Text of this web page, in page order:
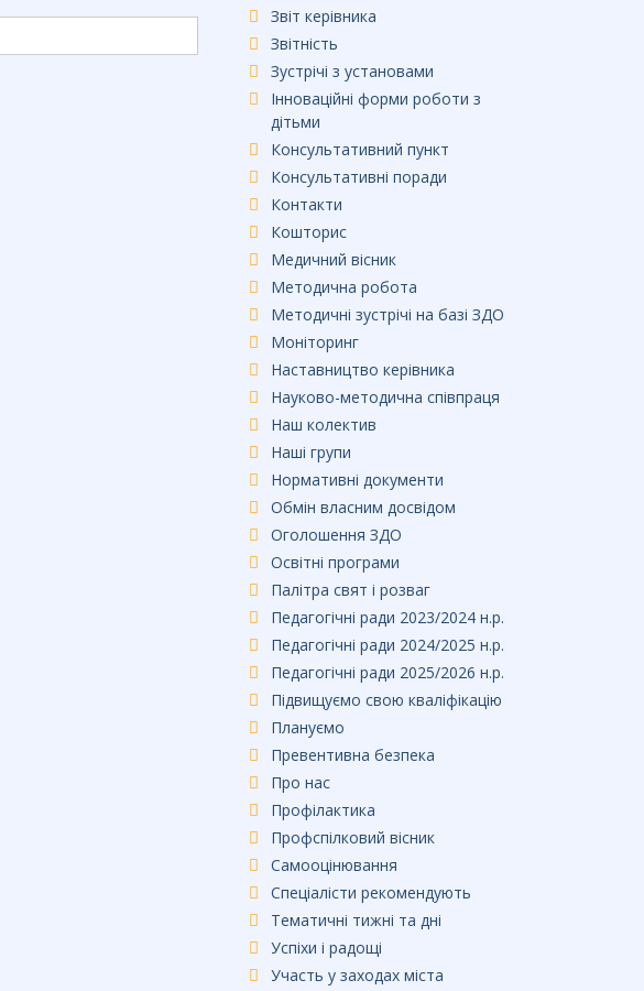
Звіт керівника
Звітність
Зустрічі з установами
Інноваційні форми роботи з
дітьми
Консультативний пункт
Консультативні поради
Контакти
Кошторис
Медичний вісник
Методична робота
Методичні зустрічі на базі ЗДО
Моніторинг
Наставництво керівника
Науково-методична співпраця
Наш колектив
Наші групи
Нормативні документи
Обмін власним досвідом
Оголошення ЗДО
Освітні програми
Палітра свят і розваг
Педагогічні ради 2023/2024 н.р.
Педагогічні ради 2024/2025 н.р.
Педагогічні ради 2025/2026 н.р.
Підвищуємо свою кваліфікацію
Плануємо
Превентивна безпека
Про нас
Профілактика
Профспілковий вісник
Самооцінювання
Спеціалісти рекомендують
Тематичні тижні та дні
Успіхи і радощі
Участь у заходах міста